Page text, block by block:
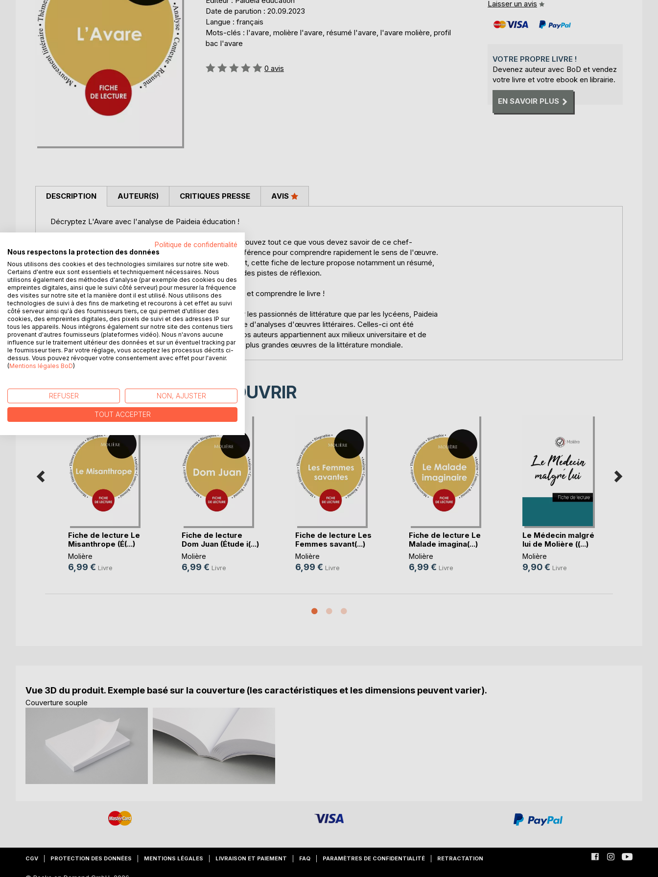
Date de parution : 20.09.2023
Langue : français
Mots-clés : l'avare, molière l'avare, résumé l'avare, l'avare molière, profil
bac l'avare
Évaluation:
0 avis
Laisser un avis
VOTRE PROPRE LIVRE !
Devenez auteur avec BoD et vendez
votre livre et votre ebook en librairie.
EN SAVOIR PLUS
DESCRIPTION
Décryptez L'Avare avec l'analyse de Paideia éducation !
Que faut-il retenir de la pièce de théâtre de Molière ? Retrouvez tout ce que vous devez savoir de ce chef-
d'œuvre de la littérature française dans une analyse de référence pour comprendre rapidement le sens de l'œuvre.
Rédigée de manière claire et accessible par un enseignant, cette fiche de lecture propose notamment un résumé,
une étude des thèmes principaux, des clés de lecture et des pistes de réflexion.
Une analyse littéraire complète et détaillée pour mieux lire et comprendre le livre !
Paideia éducation en deux mots : Plébiscité aussi bien par les passionnés de littérature que par les lycéens, Paideia
éducation est considéré comme une référence en matière d'analyses d'œuvres littéraires. Celles-ci ont été
conçues pour guider les lecteurs à travers la littérature. Nos auteurs appartiennent aux milieux universitaire et de
l'éducation, gage de sérieux pour vous faire découvrir les plus grandes œuvres de la littérature mondiale.
AUTEUR(S) CRITIQUES PRESSE AVIS
D’AUTRES TITRES À DÉCOUVRIR
Fiche de lecture Le
Misanthrope (É(...)
Molière
6,99 € Livre
Fiche de lecture
Dom Juan (Étude i(...)
Molière
6,99 € Livre
Fiche de lecture Les
Femmes savant(...)
Molière
6,99 € Livre
Fiche de lecture Le
Malade imagina(...)
Molière
6,99 € Livre
Le Médecin malgré
lui de Molière ((...)
Molière
9,90 € Livre
Vue 3D du produit. Exemple basé sur la couverture (les caractéristiques et les dimensions peuvent varier).
Couverture souple
CGV PROTECTION DES DONNÉES MENTIONS LÉGALES LIVRAISON ET PAIEMENT FAQ PARAMÈTRES DE CONFIDENTIALITÉ RETRACTATION
Politique de confidentialité
Nous respectons la protection des données
Nous utilisons des cookies et des technologies similaires sur notre site web.
Certains d'entre eux sont essentiels et techniquement nécessaires. Nous
utilisons également des méthodes d'analyse (par exemple des cookies ou des
empreintes digitales, ainsi que le suivi côté serveur) pour mesurer la fréquence
des visites sur notre site et la manière dont il est utilisé. Nous utilisons des
technologies de suivi à des fins de marketing et recourons à cet effet au suivi
côté serveur ainsi qu'à des fournisseurs tiers, ce qui permet d'utiliser des
cookies, des empreintes digitales, des pixels de suivi et des adresses IP sur
tous les appareils. Nous intégrons également sur notre site des contenus tiers
provenant d'autres fournisseurs (plateformes vidéo). Nous n'avons aucune
influence sur le traitement ultérieur des données et sur un éventuel tracking par
le fournisseur tiers. Par votre réglage, vous acceptez les processus décrits ci-
dessus. Vous pouvez révoquer votre consentement avec effet pour l'avenir.
(Mentions légales BoD)
REFUSER NON, AJUSTER
TOUT ACCEPTER